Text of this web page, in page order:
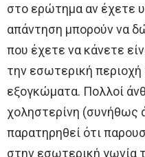
στο ερώτημα αν έχετε
απάντηση μπορούν να
που έχετε να κάνετε
την εσωτερική
εξογκώματα. Πολλοί
χοληστερίνη (συνήθως
παρατηρηθεί ότι
στην εσωτερική γωνία